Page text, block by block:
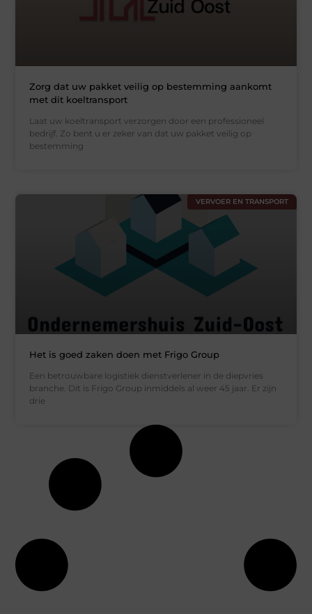
Zorg dat uw pakket veilig op bestemming aankomt
met dit koeltransport
Laat uw koeltransport verzorgen door een professioneel
bedrijf. Zo bent u er zeker van dat uw pakket veilig op
bestemming
VERVOER EN TRANSPORT
Het is goed zaken doen met Frigo Group
Een betrouwbare logistiek dienstverlener in de diepvries
branche. Dit is Frigo Group inmiddels al weer 45 jaar. Er zijn
drie